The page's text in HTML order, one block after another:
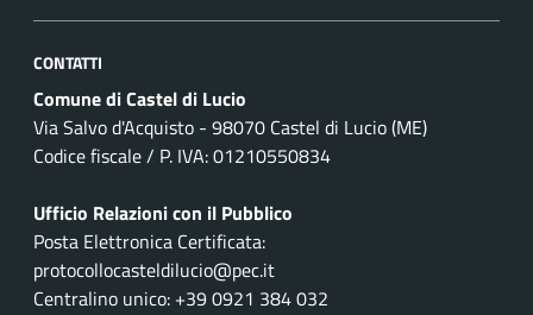
CONTATTI
Comune di Castel di Lucio
Via Salvo d'Acquisto - 98070 Castel di Lucio (ME)
Codice fiscale / P. IVA: 01210550834
Ufficio Relazioni con il Pubblico
Posta Elettronica Certificata:
protocollocasteldilucio@pec.it
Centralino unico: +39 0921 384 032